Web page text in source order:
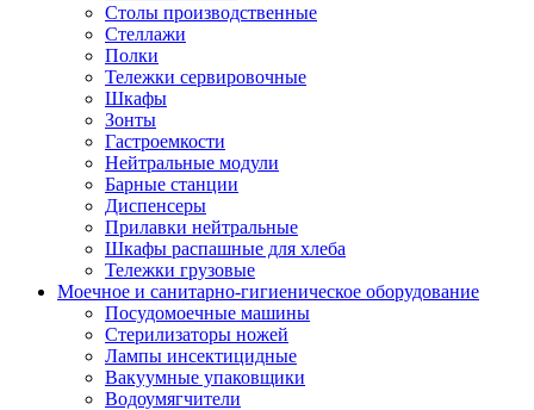
Столы производственные
Стеллажи
Полки
Тележки сервировочные
Шкафы
Зонты
Гастроемкости
Нейтральные модули
Барные станции
Диспенсеры
Прилавки нейтральные
Шкафы распашные для хлеба
Тележки грузовые
Моечное и санитарно-гигиеническое оборудование
Посудомоечные машины
Стерилизаторы ножей
Лампы инсектицидные
Вакуумные упаковщики
Водоумягчители